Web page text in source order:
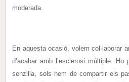
moderada.
En aquesta ocasió, volem col·laborar
d’acabar amb l’esclerosi múltiple. Ho
senzilla, sols hem de compartir els